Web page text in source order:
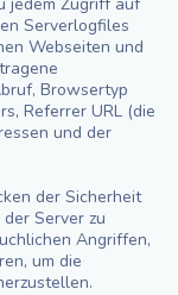
Serverlogfiles
Webseiten und
Browsertyp
Referrer URL (die
und der
der Sicherheit
Server zu
Angriffen,
um die